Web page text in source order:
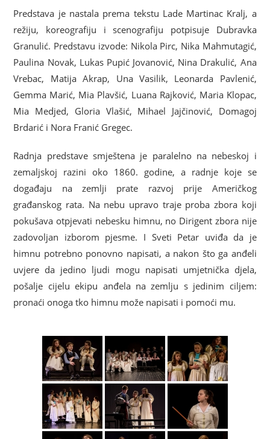
Predstava je nastala prema tekstu Lade Martinac Kralj, a
režiju, koreografiju i scenografiju potpisuje Dubravka
Granulić. Predstavu izvode: Nikola Pirc, Nika Mahmutagić,
Paulina Novak, Lukas Pupić Jovanović, Nina Drakulić, Ana
Vrebac, Matija Akrap, Una Vasilik, Leonarda Pavlenić,
Gemma Marić, Mia Plavšić, Luana Rajković, Maria Klopac,
Mia Medjed, Gloria Vlašić, Mihael Jajčinović, Domagoj
Brdarić i Nora Franić Gregec.
Radnja predstave smještena je paralelno na nebeskoj i
zemaljskoj razini oko 1860. godine, a radnje koje se
događaju na zemlji prate razvoj prije Američkog
građanskog rata. Na nebu upravo traje proba zbora koji
pokušava otpjevati nebesku himnu, no Dirigent zbora nije
zadovoljan izborom pjesme. I Sveti Petar uviđa da je
himnu potrebno ponovno napisati, a nakon što ga anđeli
uvjere da jedino ljudi mogu napisati umjetnička djela,
pošalje cijelu ekipu anđela na zemlju s jedinim ciljem:
pronaći onoga tko himnu može napisati i pomoći mu.